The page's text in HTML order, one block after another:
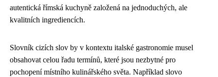
autentická římská kuchyně založená na jednoduchých, ale
kvalitních ingrediencích.
Slovník cizích slov by v kontextu italské gastronomie musel
obsahovat celou řadu termínů, které jsou nezbytné pro
pochopení místního kulinářského světa. Například slovo